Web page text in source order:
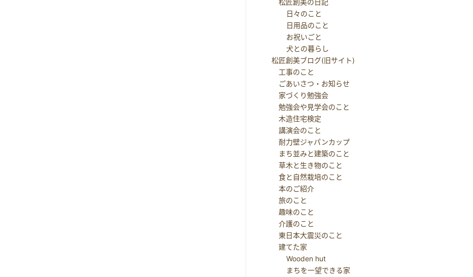
松匠創美の日記
日々のこと
日用品のこと
お祝いごと
犬との暮らし
松匠創美ブログ(旧サイト)
工事のこと
ごあいさつ・お知らせ
家づくり勉強会
勉強会や見学会のこと
木造住宅検定
講演会のこと
耐力壁ジャパンカップ
まち並みと建築のこと
草木と生き物のこと
食と自然栽培のこと
本のご紹介
旅のこと
趣味のこと
介護のこと
東日本大震災のこと
建てた家
Wooden hut
まちを一望できる家